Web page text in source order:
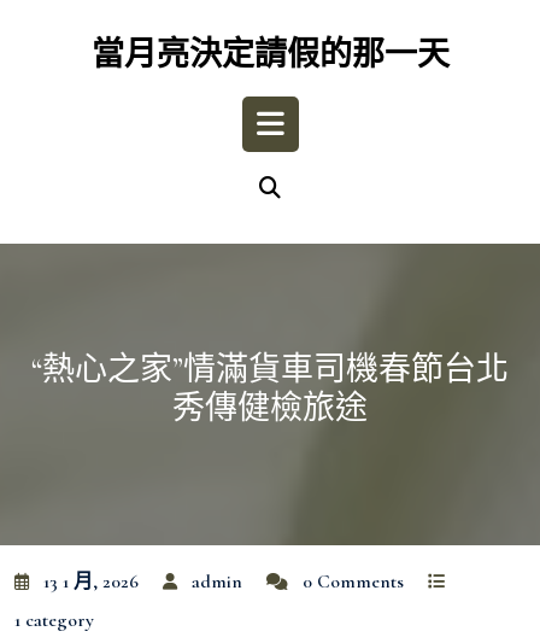
當月亮決定請假的那一天
Open
“熱心之家”情滿貨車司機春節台北
秀傳健檢旅途
13 1 月, 2026 admin
0 Comments
1 category